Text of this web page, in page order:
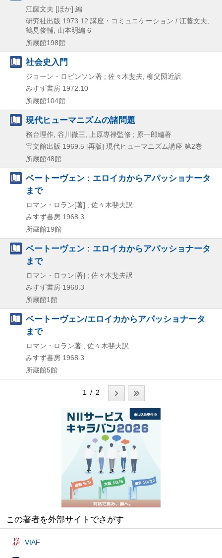
江藤文夫 [ほか] 編
研究社出版 1973.12 講座・コミュニケーション / 江藤文夫,
鶴見俊輔,
山本明編 6
所蔵館198館
社会史入門
ジョーン・ロビンソン著 ; 佐々木斐夫, 柳父圀近訳
みすず書房 1972.10
所蔵館104館
現代ヒューマニズムの諸問題
務台理作, 谷川徹三, 上原專禄監修 ; 原一郎編著
宝文館出版 1969.5 [再版] 現代ヒューマニズム講座 第2巻
所蔵館48館
ベートーヴェン : エロイカからアパッショナータ
まで
ロマン・ロラン[著] ; 佐々木斐夫訳
みすず書房 1968.3
所蔵館19館
ベートーヴェン : エロイカからアパッショナータ
まで
ロマン・ロラン[著] ; 佐々木斐夫訳
みすず書房 1968.3
所蔵館1館
ベートーヴェン/エロイカからアパッショナータ
まで
ロマン・ロラン著 ; 佐々木斐夫訳
みすず書房 1968.3
所蔵館5館
1 / 2
この著者を外部サイトでさがす
VIAF